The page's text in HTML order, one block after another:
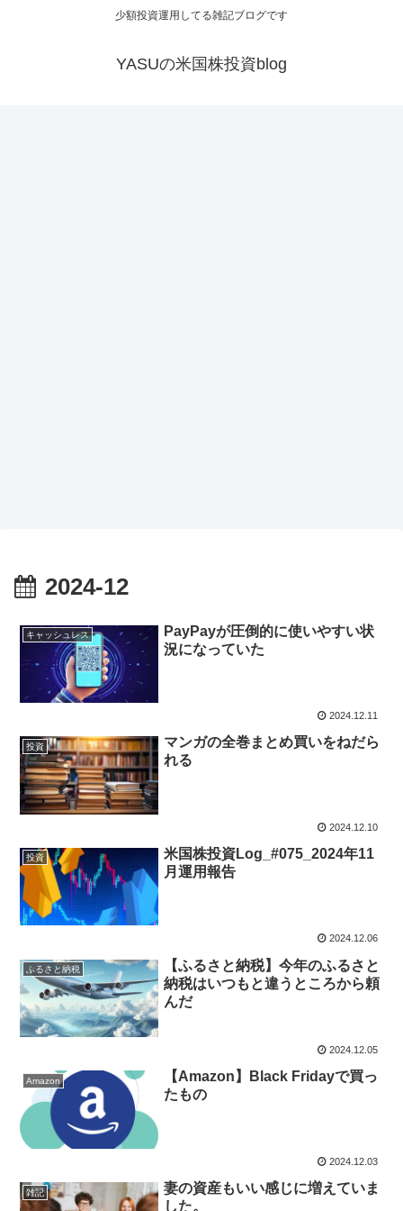
少額投資運用してる雑記ブログです
YASUの米国株投資blog
2024-12
キャッシュレス
PayPayが圧倒的に使いやすい状
況になっていた
2024.12.11
投資
マンガの全巻まとめ買いをねだら
れる
2024.12.10
投資
米国株投資Log_#075_2024年11
月運用報告
2024.12.06
ふるさと納税
【ふるさと納税】今年のふるさと
納税はいつもと違うところから頼
んだ
2024.12.05
Amazon
【Amazon】Black Fridayで買っ
たもの
2024.12.03
雑記
妻の資産もいい感じに増えていま
した。